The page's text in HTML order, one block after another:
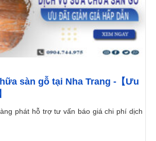
sàn gỗ tại Nha Trang -【Ưu
phát hỗ trợ tư vấn báo giá chi phí dịch